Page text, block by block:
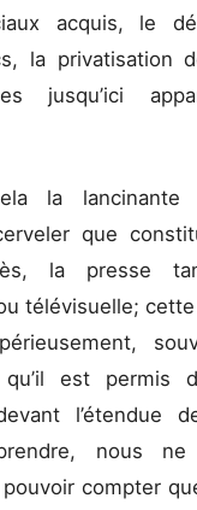
acquis, le
la privatisation
jusqu’ici
la lancinante
que
la presse
télévisuelle; cette
est permis
l’étendue
nous
compter